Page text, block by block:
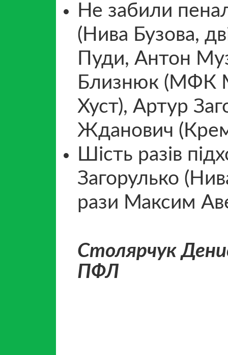
Не забили
(Нива Бузова,
Пуди, Антон
Близнюк (МФК
Хуст), Артур
Жданович
Шість разів
Загорулько
рази Максим
Столярчук
ПФЛ